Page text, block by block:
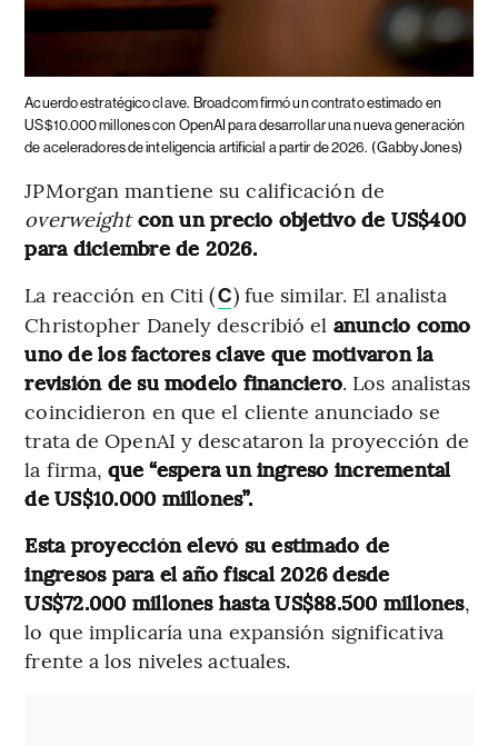
Acuerdo estratégico clave. Broadcom firmó un contrato estimado en
US$10.000 millones con OpenAI para desarrollar una nueva generación
de aceleradores de inteligencia artificial a partir de 2026. (Gabby Jones)
JPMorgan mantiene su calificación de
overweight con un precio objetivo de US$400
para diciembre de 2026.
La reacción en Citi (C) fue similar. El analista
Christopher Danely describió el anuncio como
uno de los factores clave que motivaron la
revisión de su modelo financiero. Los analistas
coincidieron en que el cliente anunciado se
trata de OpenAI y descataron la proyección de
la firma,que “espera un ingreso incremental
de US$10.000 millones”.
Esta proyección elevó su estimado de
ingresos para el año fiscal 2026 desde
US$72.000 millones hasta US$88.500 millones,
lo que implicaría una expansión significativa
frente a los niveles actuales.